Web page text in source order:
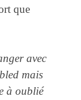
que
avec
mais
à oublié